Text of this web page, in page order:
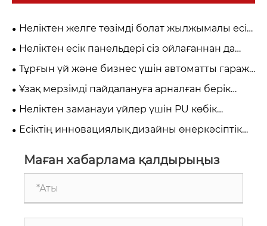
Неліктен желге төзімді болат жылжымалы есік
заманауи өнеркәсіптік қауіпсіздік үшін
Неліктен есік панельдері сіз ойлағаннан да
маңызды?
Тұрғын үй және бизнес үшін автоматты гараж
есік жүйелері
Ұзақ мерзімді пайдалануға арналған берік
гараж есіктері
Неліктен заманауи үйлер үшін PU көбік
оқшауланған гараж есігін таңдау керек?
Есіктің инновациялық дизайны өнеркәсіптік
Маған хабарлама қалдырыңыз